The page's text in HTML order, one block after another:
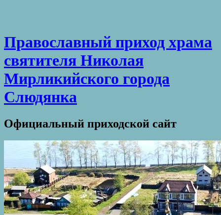
Православный приход храма
святителя Николая
Мирликийского города
Слюдянка
Официальный приходской сайт